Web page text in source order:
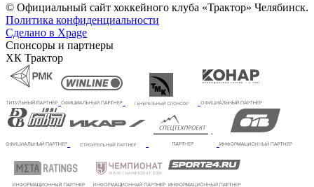
© Официальный сайт хоккейного клуба «Трактор» Челябинск.
Политика конфиденциальности
Сделано в Xpage
Спонсоры и партнеры
ХК Трактор